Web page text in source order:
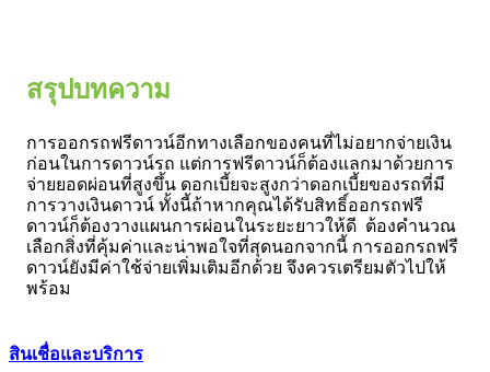
สรุปบทความ
การออกรถฟรีดาวน์อีกทางเลือกของคนที่ไม่อยากจ่ายเงิน
ก่อนในการดาวน์รถ แต่การฟรีดาวน์ก็ต้องแลกมาด้วยการ
จ่ายยอดผ่อนที่สูงขึ้น ดอกเบี้ยจะสูงกว่าดอกเบี้ยของรถที่มี
การวางเงินดาวน์ ทั้งนี้ถ้าหากคุณได้รับสิทธิ์ออกรถฟรี
ดาวน์ก็ต้องวางแผนการผ่อนในระยะยาวให้ดี ต้องคำนวณ
เลือกสิ่งที่คุ้มค่าและน่าพอใจที่สุดนอกจากนี้ การออกรถฟรี
ดาวน์ยังมีค่าใช้จ่ายเพิ่มเติมอีกด้วย จึงควรเตรียมตัวไปให้
พร้อม
สินเชื่อและบริการ